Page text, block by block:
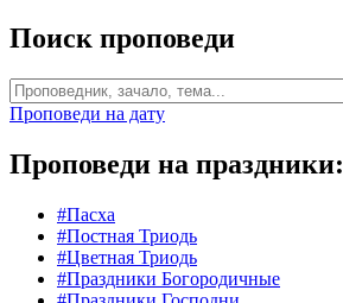
Поиск проповеди
Проповеди на дату
Проповеди на праздники:
#Пасха
#Постная Триодь
#Цветная Триодь
#Праздники Богородичные